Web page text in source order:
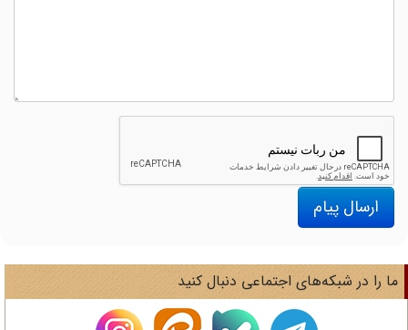
ارسال پیام
را در شبکه‌های اجتماعی دنبال کنید